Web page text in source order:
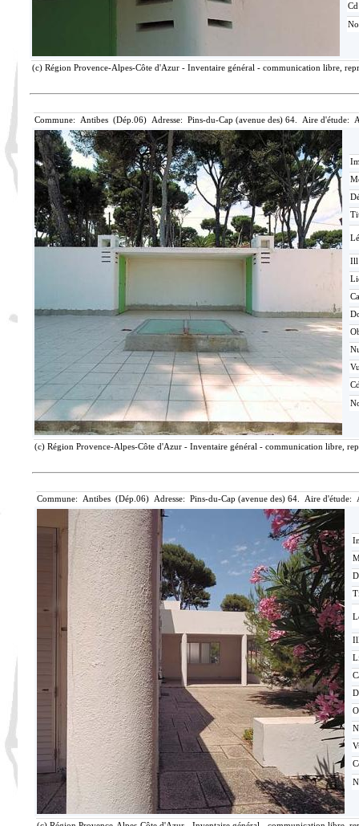
(c) Région Provence-Alpes-Côte d'Azur - Inventaire général - communication libre,
Commune: Antibes (Dép.06) Adresse: Pins-du-Cap (avenue des) 64. Aire d'étude:
Ill
(c) Région Provence-Alpes-Côte d'Azur - Inventaire général - communication libre,
Commune: Antibes (Dép.06) Adresse: Pins-du-Cap (avenue des) 64. Aire d'étude: